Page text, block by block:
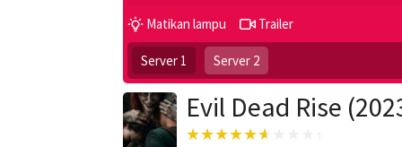
Matikan lampu Trailer
Server 1 Server 2
Evil Dead Rise